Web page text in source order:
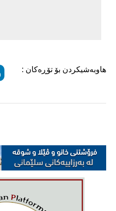
هاوبەشیکردن بۆ تۆڕەکان :